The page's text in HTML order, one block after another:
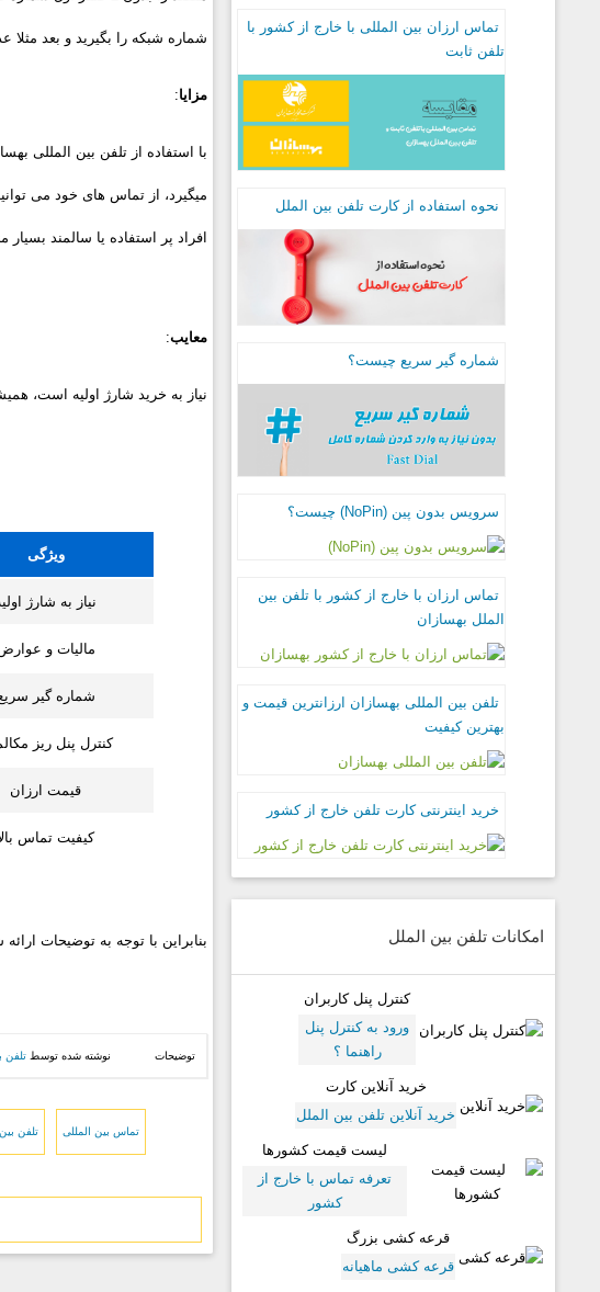
تماس ارزان بین المللی با خارج از کشور با
تلفن ثابت
نحوه استفاده از کارت تلفن بین الملل
شماره گیر سریع چیست؟
سرویس بدون پین (NoPin) چیست؟
تماس ارزان با خارج از کشور با تلفن بین
الملل بهسازان
تلفن بین المللی بهسازان ارزانترین قیمت و
بهترین کیفیت
خرید اینترنتی کارت تلفن خارج از کشور
امکانات تلفن بین الملل
کنترل پنل کاربران
ورود به کنترل پنل
راهنما ؟
خرید آنلاین کارت
خرید آنلاین تلفن بین الملل
لیست قیمت کشورها
تعرفه تماس با خارج از
کشور
قرعه کشی بزرگ
قرعه کشی ماهیانه
شماره شبکه را بگیرید و بعد مثلا عدد 1 را بزنید تا شماره مقصد شما شماره گیری
مزایا:
با استفاده از تلفن بین المللی
افراد پر استفاده یا سالمند
معایب:
نیاز به خرید شارژ اولیه است،
ویژگی
نیاز به شارژ
مالیات و
شماره گیر
کنترل پنل ریز
قیمت ارزان
کیفیت تماس
بنابراین با توجه به توضیحات
توضیحات نوشته شده توسط تلفن
تماس بین المللی تلفن